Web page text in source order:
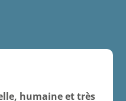
humaine et très